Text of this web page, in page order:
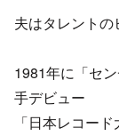
夫はタレント
1981年に「セ
手デビュー
「日本レコー